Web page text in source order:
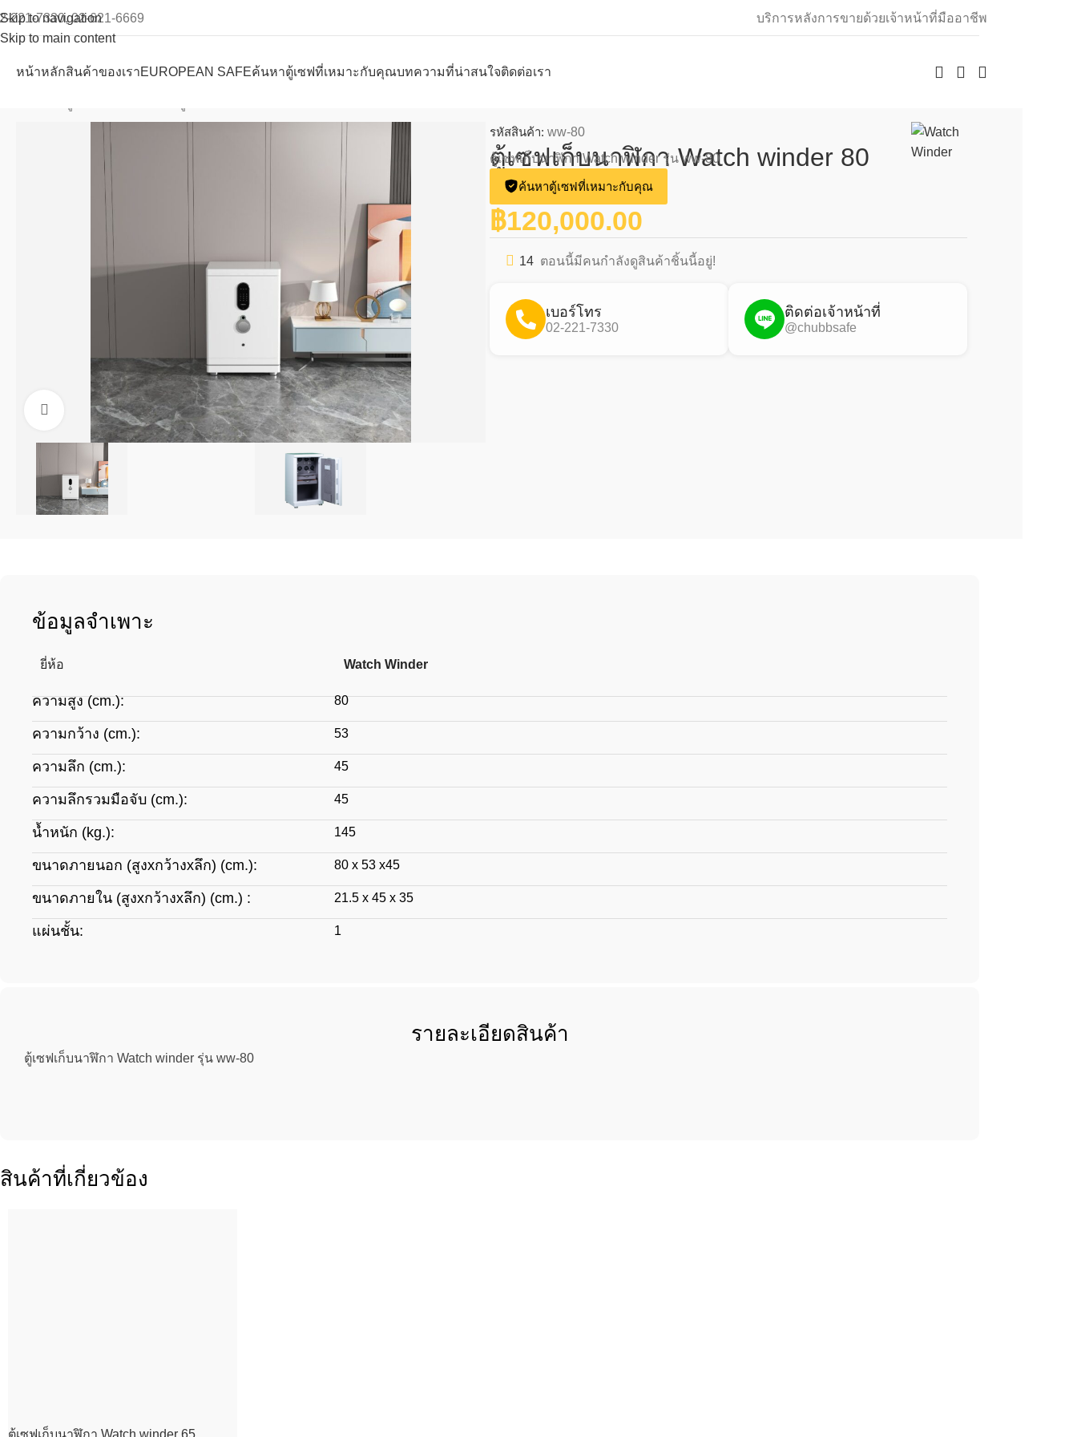
Skip to navigation
Skip to main content
221-7330, 02-621-6669 บริการหลังการขายด้วยเจ้าหน้าที่มืออาชีพ
หน้าหลักสินค้าของเราEUROPEAN SAFEค้นหาตู้เซฟที่เหมาะกับคุณบทความที่น่าสนใจติดต่อเรา
Click to enlarge
รหัสสินค้า: ww-80
ตู้เซฟเก็บนาฬิกา Watch winder 80
ตู้เซฟเก็บนาฬิกา Watch winder รุ่น ww-80
ค้นหาตู้เซฟที่เหมาะกับคุณ
฿120,000.00
14 ตอนนี้มีคนกำลังดูสินค้าชิ้นนี้อยู่!
เบอร์โทร
02-221-7330
ติดต่อเจ้าหน้าที่
@chubbsafe
ข้อมูลจำเพาะ
ยี่ห้อ Watch Winder
ความสูง (cm.): 80
ความกว้าง (cm.): 53
ความลึก (cm.): 45
ความลึกรวมมือจับ (cm.): 45
น้ำหนัก (kg.): 145
ขนาดภายนอก (สูงxกว้างxลึก) (cm.): 80 x 53 x45
ขนาดภายใน (สูงxกว้างxลึก) (cm.) : 21.5 x 45 x 35
แผ่นชั้น: 1
รายละเอียดสินค้า
ตู้เซฟเก็บนาฬิกา Watch winder รุ่น ww-80
สินค้าที่เกี่ยวข้อง
ตู้เซฟเก็บนาฬิกา Watch winder 65